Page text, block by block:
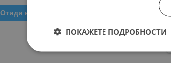
Отиди в Моят Бележник
ПОКАЖЕТЕ ПОДРОБНОСТИ